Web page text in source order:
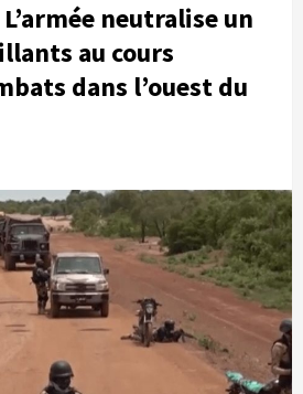
neutralise un
au cours
dans l’ouest du